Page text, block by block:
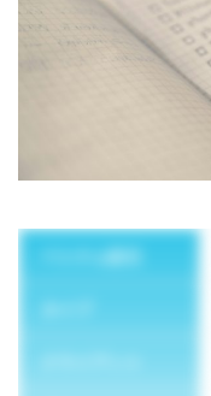
ベトナム設立